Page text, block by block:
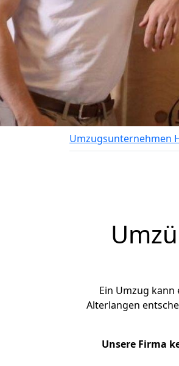
Umzugsunternehmen
Ein Umzug
Alterlangen
Unsere Firma